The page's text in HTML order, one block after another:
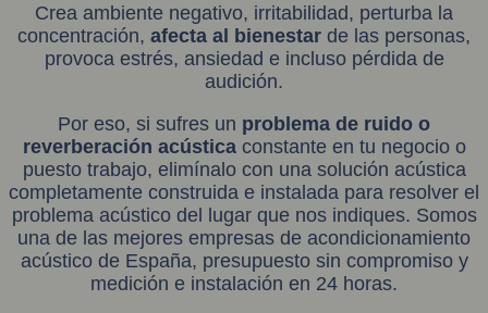
Crea ambiente negativo, irritabilidad, perturba la
concentración, afecta al bienestar de las personas,
provoca estrés, ansiedad e incluso pérdida de
audición.
Por eso, si sufres un problema de ruido o
reverberación acústicaconstante en tu negocio o
puesto trabajo, elimínalo con una solución acústica
completamente construida e instalada para resolver el
problema acústico del lugar que nos indiques. Somos
una de las mejores empresas de acondicionamiento
acústico de España, presupuesto sin compromiso y
medición e instalación en 24 horas.